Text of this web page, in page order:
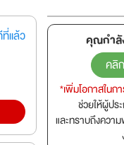
แล้ว
คุณกำลั
คลิ
*เพิ่มโอกาสในก
ช่วยให้ผู้ปร
และทราบถึงควา